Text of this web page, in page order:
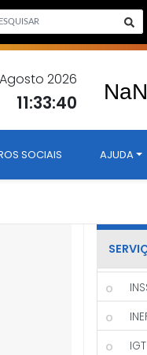
2026
11:33:41
SOCIAIS AJUDA
IGT